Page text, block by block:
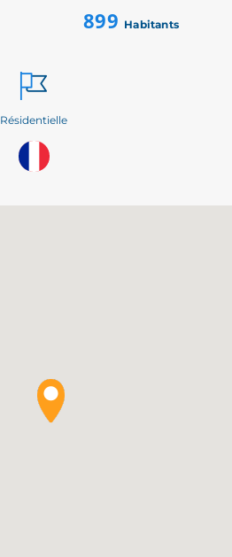
899 Habitants
Résidentielle